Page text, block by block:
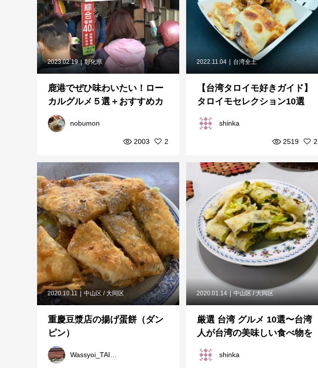
2023.02.19 彰化県
鹿港でぜひ味わいたい！ロー
カルグルメ５選＋おすすめカ
フェ情報
nobumon
2003 2
2022.11.04 台湾全土
【台湾タロイモ好きガイド】
タロイモセレクション10選
shinka
2519 2
2020.10.11 中山区 / 大同区
重慶豆漿店の揚げ蛋餅（ダン
ピン）
2020.01.14 中山区 / 大同区
厳選 台湾 グルメ 10選〜台湾
人が台湾の美味しい食べ物を
紹介します！
shinka